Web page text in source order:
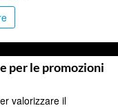
per le promozioni
valorizzare il